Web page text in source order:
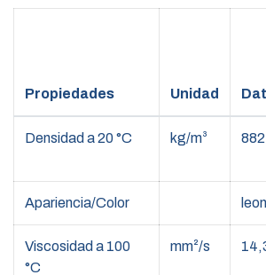
Propiedades Unidad
Densidad a 20 °C kg/m³
Apariencia/Color
Viscosidad a 100
°C
mm²/s